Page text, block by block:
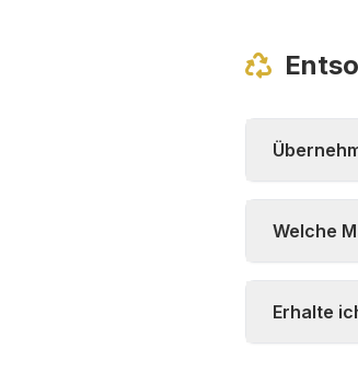
Welche
Erhalte